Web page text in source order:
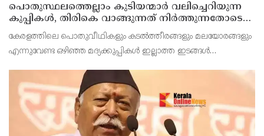
പൊതുസ്ഥലത്തെല്ലാം കുടിയന്മാര്‍ വലിച്ചെറിയുന്ന
കുപ്പികള്‍, തിരികെ വാങ്ങുന്നത് നിര്‍ത്തുന്നതോടെ
ഇത് ഇരട്ടിക്കും, കോടികളുടെ ലാഭമുള്ള പദ്ധതി
നിര്‍ത്തിയത് എന്തിന്? സര്‍ക്കാരിന്റേത് തലതിരിഞ്ഞ
തീരുമാനമോ?
കേരളത്തിലെ പൊതുവീഥികളും കടല്‍ത്തീരങ്ങളും മലയോരങ്ങളും
എന്നുവേണ്ട ഒഴിഞ്ഞ മദ്യക്കുപ്പികള്‍ ഇല്ലാത്ത ഇടങ്ങള്‍